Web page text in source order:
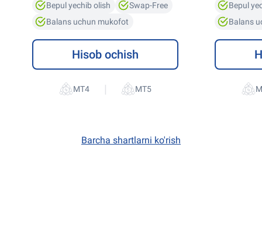
Bepul yechib olish
Swap-Free
Balans uchun mukofot
Hisob ochish
|
Bepul
Balans
Barcha shartlarni ko'rish